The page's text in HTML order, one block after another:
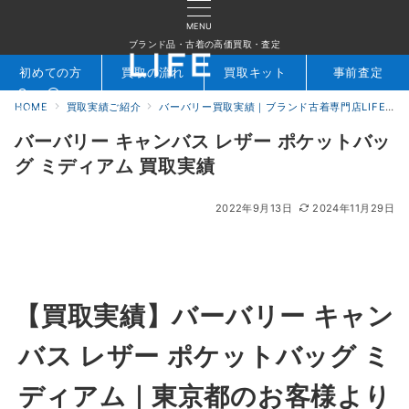
MENU
ブランド品・古着の高価買取・査定
検索 お問合せ
初めての方 買取の流れ 買取キット 事前査定
HOME 買取実績ご紹介 バーバリー買取実績｜ブランド古着専門店LIFE
バーバリー キャンバス レザー ポケットバッ
グ ミディアム 買取実績
2022年9月13日 2024年11月29日
【買取実績】バーバリー キャン
バス レザー ポケットバッグ ミ
ディアム｜東京都のお客様より